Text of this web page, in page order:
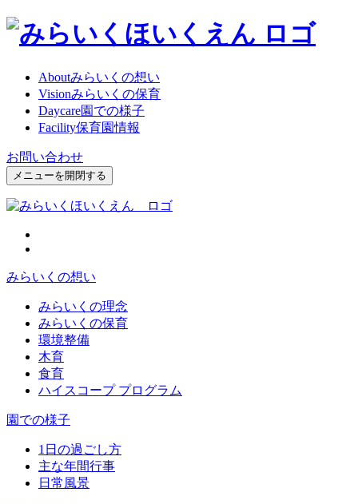
Aboutみらいくの想い
Visionみらいくの保育
Daycare園での様子
Facility保育園情報
お問い合わせ
メニューを開閉する
みらいくの想い
みらいくの理念
みらいくの保育
環境整備
木育
食育
ハイスコープ プログラム
園での様子
1日の過ごし方
主な年間行事
日常風景